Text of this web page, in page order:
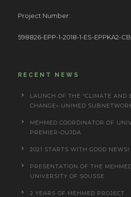
Project Number:
598826-EPP-1-2018-1-ES-EPPKA2-
RECENT NEWS
LAUNCH OF THE “CLIMATE AND
CHANGE» UNIMED
MEHMED COORDINATOR OF
PREMIER-OUJDA
2021 STARTS WITH GOOD NEWS!
PRESENTATION OF THE
UNIVERSITY OF SOUSSE
2 YEARS OF MEHMED PROJECT